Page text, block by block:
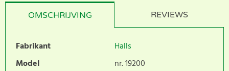
OMSCHRIJVING REVIEWS
Fabrikant
Halls
Model
nr. 19200